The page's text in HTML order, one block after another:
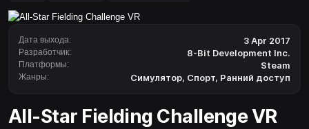
Дата выхода: 3 Apr 2017
Разработчик: 8-Bit Development Inc.
Платформы: Steam
Жанры: Симулятор, Спорт, Ранний доступ
All-Star Fielding Challenge VR